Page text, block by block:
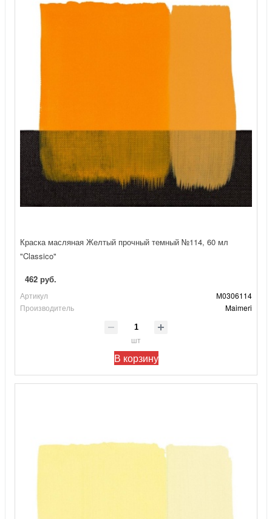
Краска масляная Желтый прочный темный №114, 60 мл
"Classico"
462 руб.
Артикул
М0306114
Производитель
Maimeri
шт
В корзину